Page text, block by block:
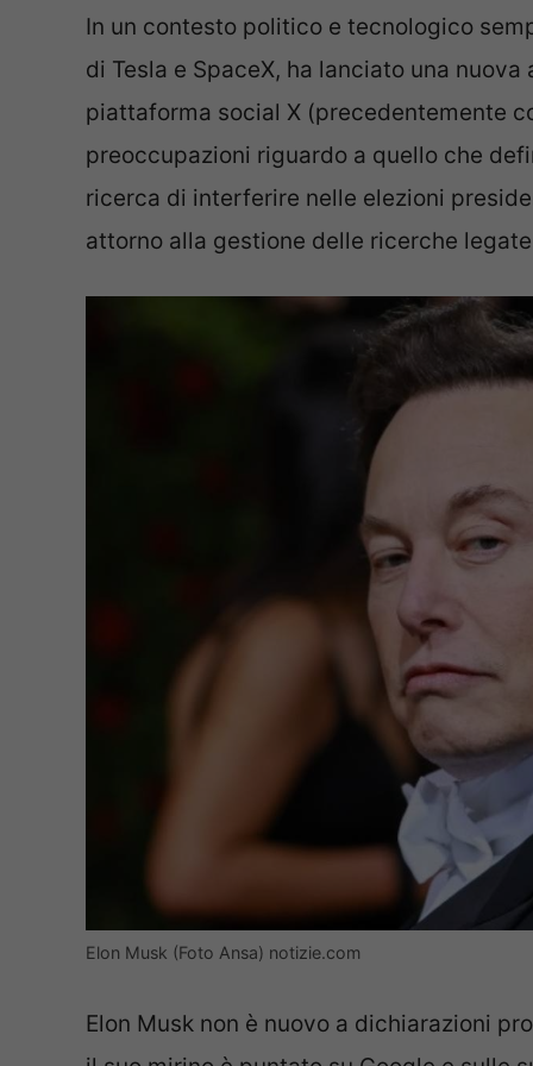
In un contesto politico e tecnologico
di Tesla e SpaceX, ha lanciato una
piattaforma social X (precedentemente
preoccupazioni riguardo a quello che
ricerca di interferire nelle elezioni
attorno alla gestione delle ricerche
Elon Musk (Foto Ansa) notizie.com
Elon Musk non è nuovo a dichiarazioni